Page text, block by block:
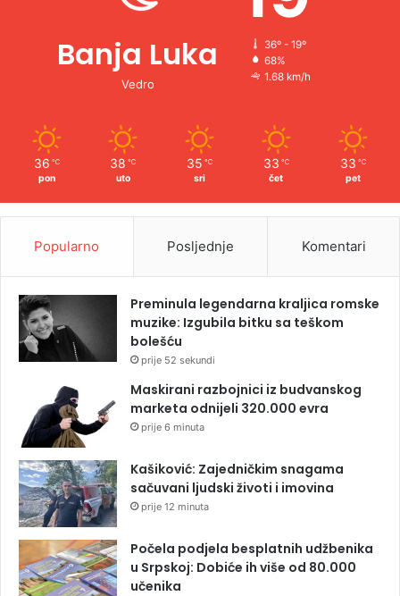
Banja Luka
Vedro
36º - 19º
68%
1.68 km/h
36 ℃
pon
38 ℃
uto
35 ℃
sri
33 ℃
čet
33 ℃
pet
Popularno Posljednje Komentari
Preminula legendarna kraljica romske
muzike: Izgubila bitku sa teškom
bolešću
prije 52 sekundi
Maskirani razbojnici iz budvanskog
marketa odnijeli 320.000 evra
prije 6 minuta
Kašiković: Zajedničkim snagama
sačuvani ljudski životi i imovina
prije 12 minuta
Počela podjela besplatnih udžbenika
u Srpskoj: Dobiće ih više od 80.000
učenika